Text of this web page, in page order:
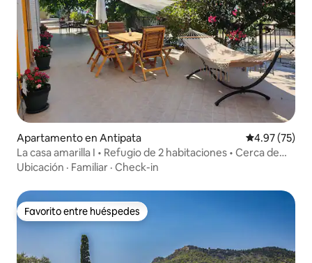
Apartamento en Antipata Calificación
4.97 (75)
La casa amarilla I • Refugio de 2 habitaciones • Cerca de
Myrtos
Ubicación · Familiar · Check-in
Favorito entre huéspedes
Favorito entre huéspedes